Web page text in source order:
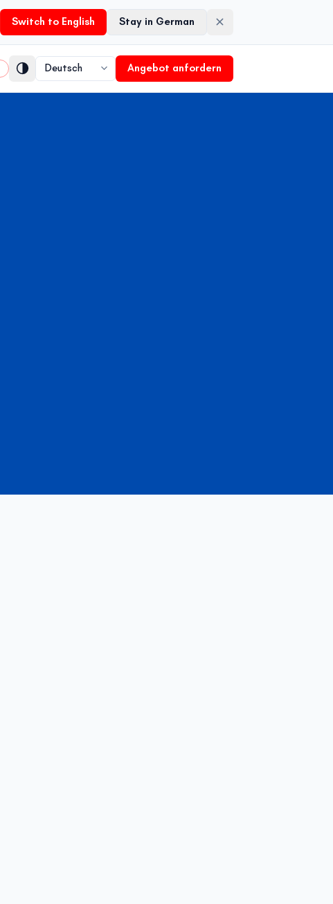
Switch to English Stay in German
Language
Angebot anfordern